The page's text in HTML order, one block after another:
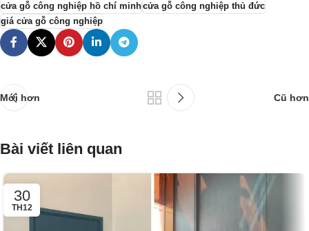
cửa gỗ công nghiệp hồ chí minhcửa gỗ công nghiệp thủ đức
giá cửa gỗ công nghiệp
Mới hơn Cũ hơn
Bài viết liên quan
30
TH12